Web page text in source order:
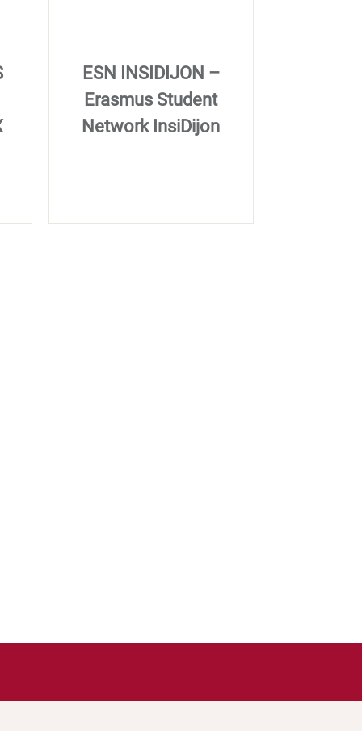
ESN INSIDIJON –
Erasmus Student
Network InsiDijon